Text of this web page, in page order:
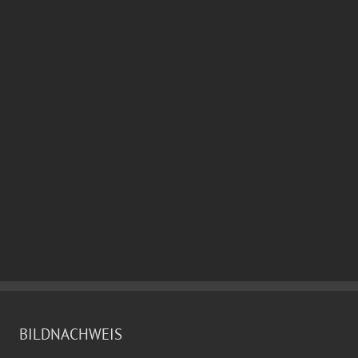
BILDNACHWEIS